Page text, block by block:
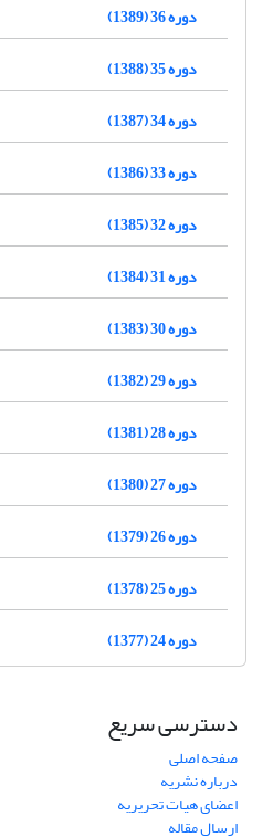
دوره 36 (1389)
دوره 35 (1388)
دوره 34 (1387)
دوره 33 (1386)
دوره 32 (1385)
دوره 31 (1384)
دوره 30 (1383)
دوره 29 (1382)
دوره 28 (1381)
دوره 27 (1380)
دوره 26 (1379)
دوره 25 (1378)
دوره 24 (1377)
دسترسی سریع
صفحه اصلی
درباره نشریه
اعضای هیات تحریریه
ارسال مقاله